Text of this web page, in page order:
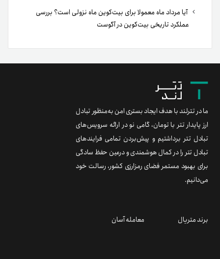
آیا مرداد ماه معمولا برای بیت‌کوین ماه نزولی است؟ بررسی
عملکرد تاریخی بیت‌کوین در آگوست
ما در تترلند با هدف ایجاد بستری امن به‌منظور تبادل
ارز پایدار تتر با تومان، گامی نو در ارائه سرویس‌های
تبادل تتر برداشتیم و پیش‌بردن تمامی فرایندهای
تبادل تتر را در کمال هوشمندی و درعین حفظ سادگی
برای بهبود مستمر فضای رمزارزی کشور، رسالت خود
می‌دانیم.
برند متریال معامله آسان